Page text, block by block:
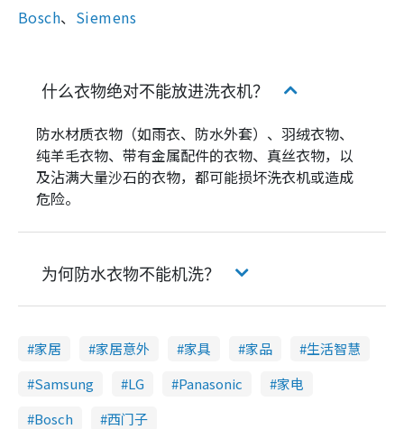
Bosch、 Siemens
什么衣物绝对不能放进洗衣机？
防水材质衣物（如雨衣、防水外套）、羽绒衣物、
纯羊毛衣物、带有金属配件的衣物、真丝衣物，以
及沾满大量沙石的衣物，都可能损坏洗衣机或造成
危险。
为何防水衣物不能机洗？
家居 家居意外 家具 家品
生活智慧
Samsung
LG Panasonic
家电
Bosch
西门子